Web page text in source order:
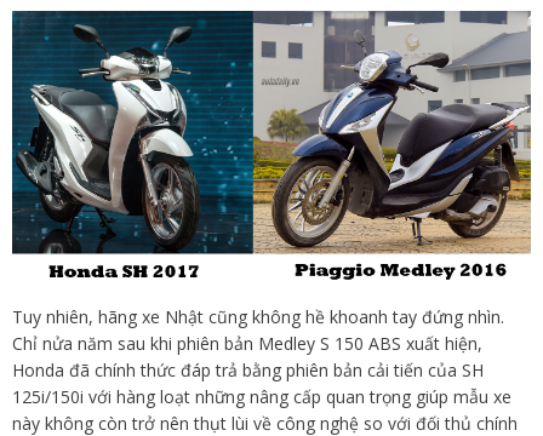
Tuy nhiên, hãng xe Nhật cũng không hề khoanh tay đứng nhìn.
Chỉ nửa năm sau khi phiên bản Medley S 150 ABS xuất hiện,
Honda đã chính thức đáp trả bằng phiên bản cải tiến của SH
125i/150i với hàng loạt những nâng cấp quan trọng giúp mẫu xe
này không còn trở nên thụt lùi về công nghệ so với đối thủ chính